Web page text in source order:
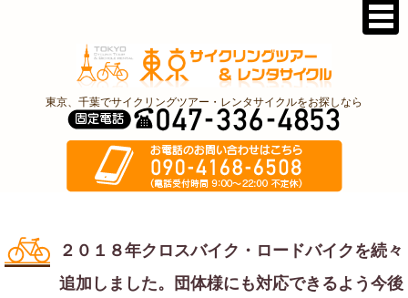
東京、千葉でサイクリングツアー・レンタサイクルをお探しなら
２０１８年クロスバイク・ロードバイクを続々
追加しました。団体様にも対応できるよう今後